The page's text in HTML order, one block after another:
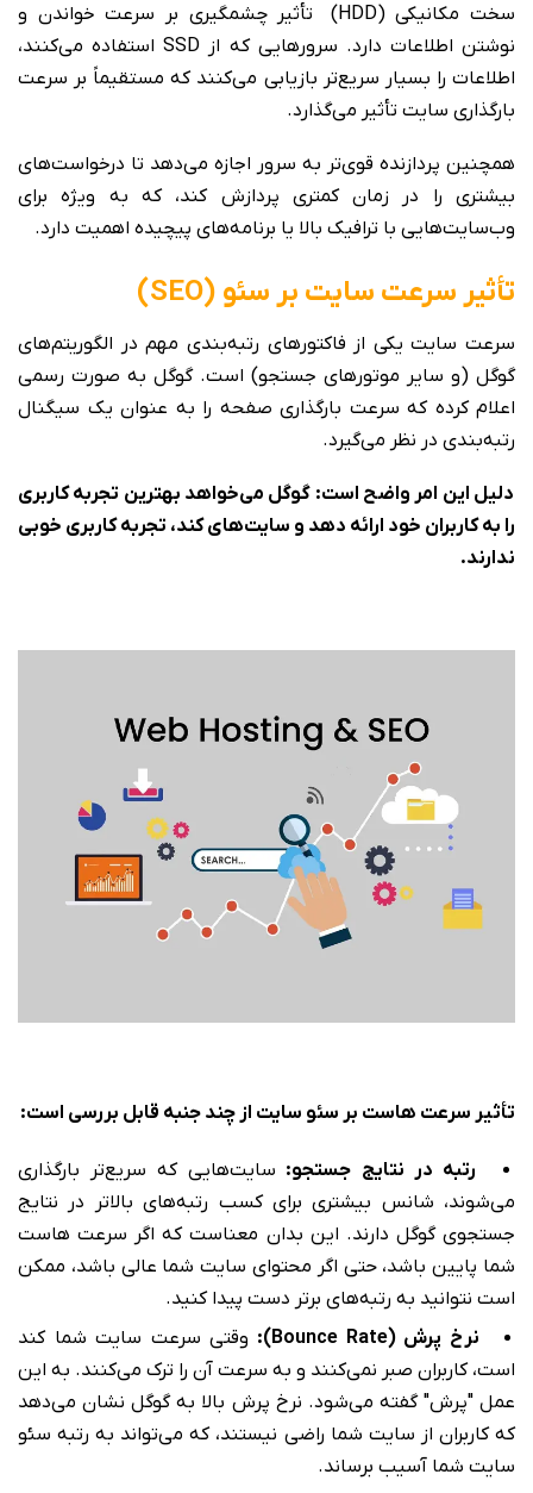
سخت مکانیکی (HDD) تأثیر چشمگیری بر سرعت خواندن و
نوشتن اطلاعات دارد. سرورهایی که از SSD استفاده می‌کنند،
اطلاعات را بسیار سریع‌تر بازیابی می‌کنند که مستقیماً بر سرعت
بارگذاری سایت تأثیر می‌گذارد.
همچنین پردازنده قوی‌تر به سرور اجازه می‌دهد تا درخواست‌های
بیشتری را در زمان کمتری پردازش کند، که به ویژه برای
وب‌سایت‌هایی با ترافیک بالا یا برنامه‌های پیچیده اهمیت دارد.
تأثیر سرعت سایت بر سئو (SEO)
سرعت سایت یکی از فاکتورهای رتبه‌بندی مهم در الگوریتم‌های
گوگل (و سایر موتورهای جستجو) است. گوگل به صورت رسمی
اعلام کرده که سرعت بارگذاری صفحه را به عنوان یک سیگنال
رتبه‌بندی در نظر می‌گیرد.
دلیل این امر واضح است: گوگل می‌خواهد بهترین تجربه کاربری
را به کاربران خود ارائه دهد و سایت‌های کند، تجربه کاربری خوبی
ندارند.
تأثیر سرعت هاست بر سئو سایت از چند جنبه قابل بررسی است:
رتبه در نتایج جستجو: سایت‌هایی که سریع‌تر بارگذاری
می‌شوند، شانس بیشتری برای کسب رتبه‌های بالاتر در نتایج
جستجوی گوگل دارند. این بدان معناست که اگر سرعت هاست
شما پایین باشد، حتی اگر محتوای سایت شما عالی باشد، ممکن
است نتوانید به رتبه‌های برتر دست پیدا کنید.
نرخ پرش (Bounce Rate):
وقتی سرعت سایت شما کند
است، کاربران صبر نمی‌کنند و به سرعت آن را ترک می‌کنند. به این
عمل "پرش" گفته می‌شود. نرخ پرش بالا به گوگل نشان می‌دهد
که کاربران از سایت شما راضی نیستند، که می‌تواند به رتبه سئو
سایت شما آسیب برساند.